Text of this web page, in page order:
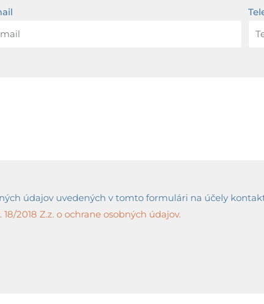
údajov uvedených v tomto formulári na účely
2018 Z.z. o ochrane osobných údajov.